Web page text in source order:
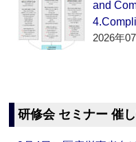
and
2026年
研修会 セミナー 催